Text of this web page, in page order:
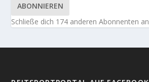
ABONNIEREN
Schließe dich 174 anderen Abonnenten an